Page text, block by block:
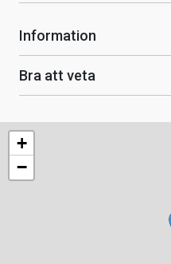
Information
Bra att veta
+
−